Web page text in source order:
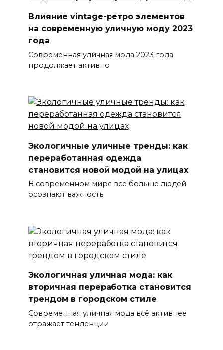
Влияние vintage-ретро элементов
на современную уличную моду 2023
года
Современная уличная мода 2023 года
продолжает активно
Экологичные уличные тренды: как
переработанная одежда
становится новой модой на улицах
В современном мире все больше людей
осознают важность
Экологичная уличная мода: как
вторичная переработка становится
трендом в городском стиле
Современная уличная мода всё активнее
отражает тенденции